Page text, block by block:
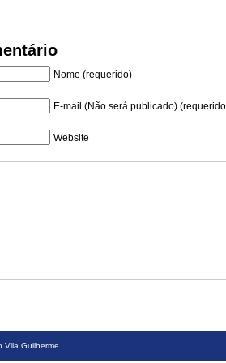
Nome (requerido)
E-mail (Não será publicado)
Website
Vila Guilherme